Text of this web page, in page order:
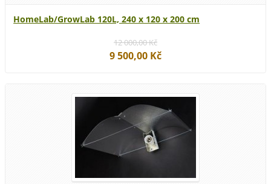
HomeLab/GrowLab 120L, 240 x 120 x 200 cm
12 000,00 Kč
9 500,00 Kč